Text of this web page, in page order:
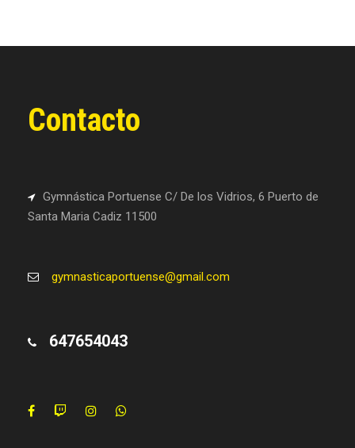
Contacto
Gymnástica Portuense C/ De los Vidrios, 6 Puerto de
Santa Maria Cadiz 11500
gymnasticaportuense@gmail.com
647654043